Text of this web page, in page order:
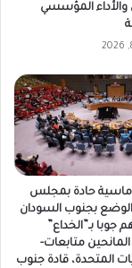
والأداء المؤسسي
حادة بمجلس
بجنوب السودان
بـ”الخداع”
متابعات-
المتحدة، قادة جنوب